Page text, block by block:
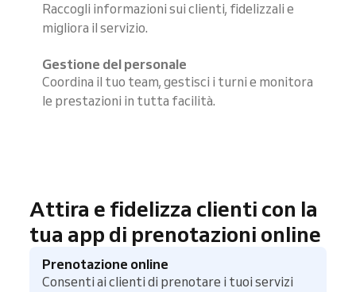
Raccogli informazioni sui clienti, fidelizzali e
migliora il servizio.
Gestione del personale
Coordina il tuo team, gestisci i turni e monitora
le prestazioni in tutta facilità.
Attira e fidelizza clienti con la
tua app di prenotazioni online
Prenotazione online
Consenti ai clienti di prenotare i tuoi servizi